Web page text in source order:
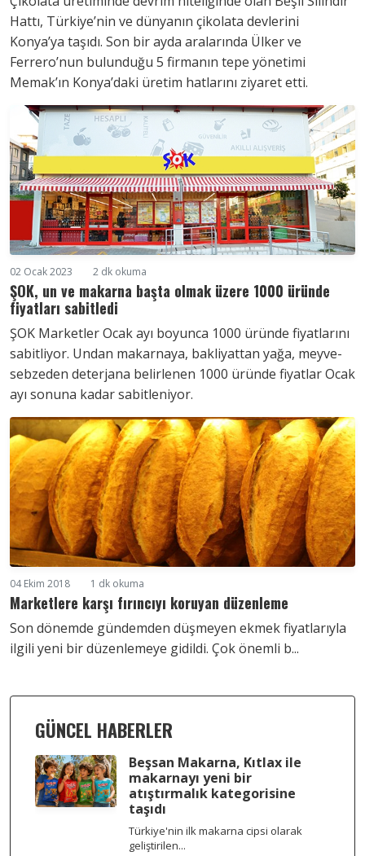
Hattı, Türkiye’nin ve dünyanın çikolata devlerini
Konya’ya taşıdı. Son bir ayda aralarında Ülker ve
Ferrero’nun bulunduğu 5 firmanın tepe yönetimi
Memak’ın Konya’daki üretim hatlarını ziyaret etti.
02 Ocak 2023 2 dk okuma
ŞOK, un ve makarna başta olmak üzere 1000 üründe
fiyatları sabitledi
ŞOK Marketler Ocak ayı boyunca 1000 üründe fiyatlarını
sabitliyor. Undan makarnaya, bakliyattan yağa, meyve-
sebzeden deterjana belirlenen 1000 üründe fiyatlar Ocak
ayı sonuna kadar sabitleniyor.
04 Ekim 2018 1 dk okuma
Marketlere karşı fırıncıyı koruyan düzenleme
Son dönemde gündemden düşmeyen ekmek fiyatlarıyla
ilgili yeni bir düzenlemeye gidildi. Çok önemli b...
GÜNCEL HABERLER
Beşsan Makarna, Kıtlax ile
makarnayı yeni bir
atıştırmalık kategorisine
taşıdı
Türkiye'nin ilk makarna cipsi olarak
geliştirilen...